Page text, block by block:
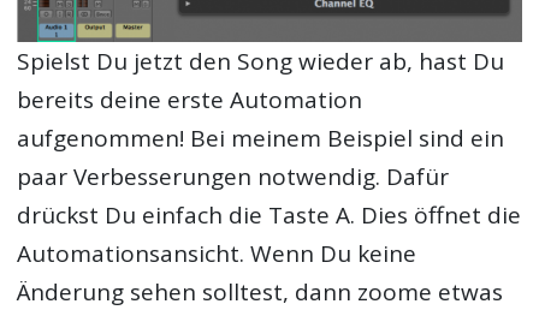
Spielst Du jetzt den Song wieder ab, hast Du
bereits deine erste Automation
aufgenommen! Bei meinem Beispiel sind ein
paar Verbesserungen notwendig. Dafür
drückst Du einfach die Taste A. Dies öffnet die
Automationsansicht. Wenn Du keine
Änderung sehen solltest, dann zoome etwas